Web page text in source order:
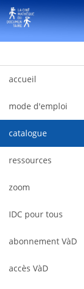
Salta al contigut
accueil
mode d'emploi
catalogue
ressources
zoom
IDC pour tous
abonnement VàD
accès VàD